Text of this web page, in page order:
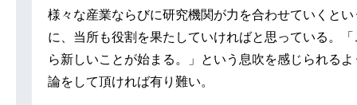
様々な産業ならびに研究機関が力を合わせていくとい
に、当所も役割を果たしていければと思っている。「
ら新しいことが始まる。」という息吹を感じられるよ
論をして頂ければ有り難い。